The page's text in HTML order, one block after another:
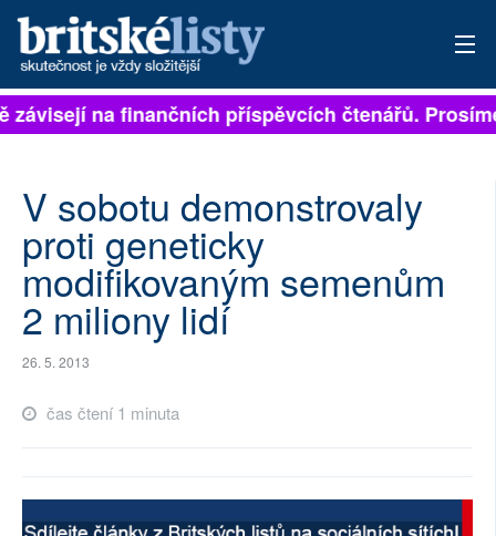
PŘIHLÁSIT
ARCHIV
ROZHOVORY
TÉMATA
NEJČTENĚJŠÍ ZA 7 DNÍ
AUTOŘI
SOCIÁLNÍ SÍTĚ
na finančních příspěvcích čtenářů.
V sobotu demonstrovaly
proti geneticky
modifikovaným semenům
2 miliony lidí
26. 5. 2013
čas čtení 1 minuta